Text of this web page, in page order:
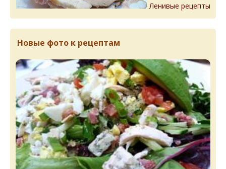
Ленивые рецепты
Новые фото к рецептам